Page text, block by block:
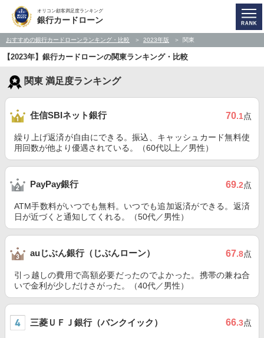
オリコン顧客満足度ランキング
銀行カードローン
おすすめの銀行カードローンランキング・比較 2023年版 関東
【2023年】銀行カードローンの関東ランキング・比較
関東 満足度ランキング
住信SBIネット銀行 70.1点
繰り上げ返済が自由にできる。振込、キャッシュカード無料使
用回数が他より優遇されている。（60代以上／男性）
PayPay銀行 69.2点
ATM手数料がいつでも無料。いつでも追加返済ができる。返済
日が近づくと通知してくれる。（50代／男性）
auじぶん銀行（じぶんローン） 67.8点
引っ越しの費用で高額必要だったのでよかった。携帯の兼ね合
いで金利が少しだけさがった。（40代／男性）
三菱ＵＦＪ銀行（バンクイック） 66.3点